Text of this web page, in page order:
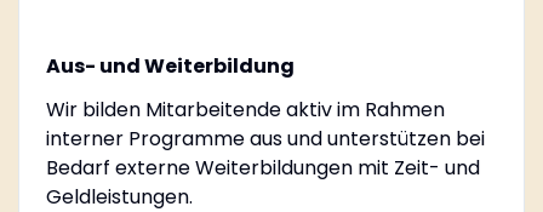
Aus- und Weiterbildung
Wir bilden Mitarbeitende aktiv im Rahmen
interner Programme aus und unterstützen bei
Bedarf externe Weiterbildungen mit Zeit- und
Geldleistungen.